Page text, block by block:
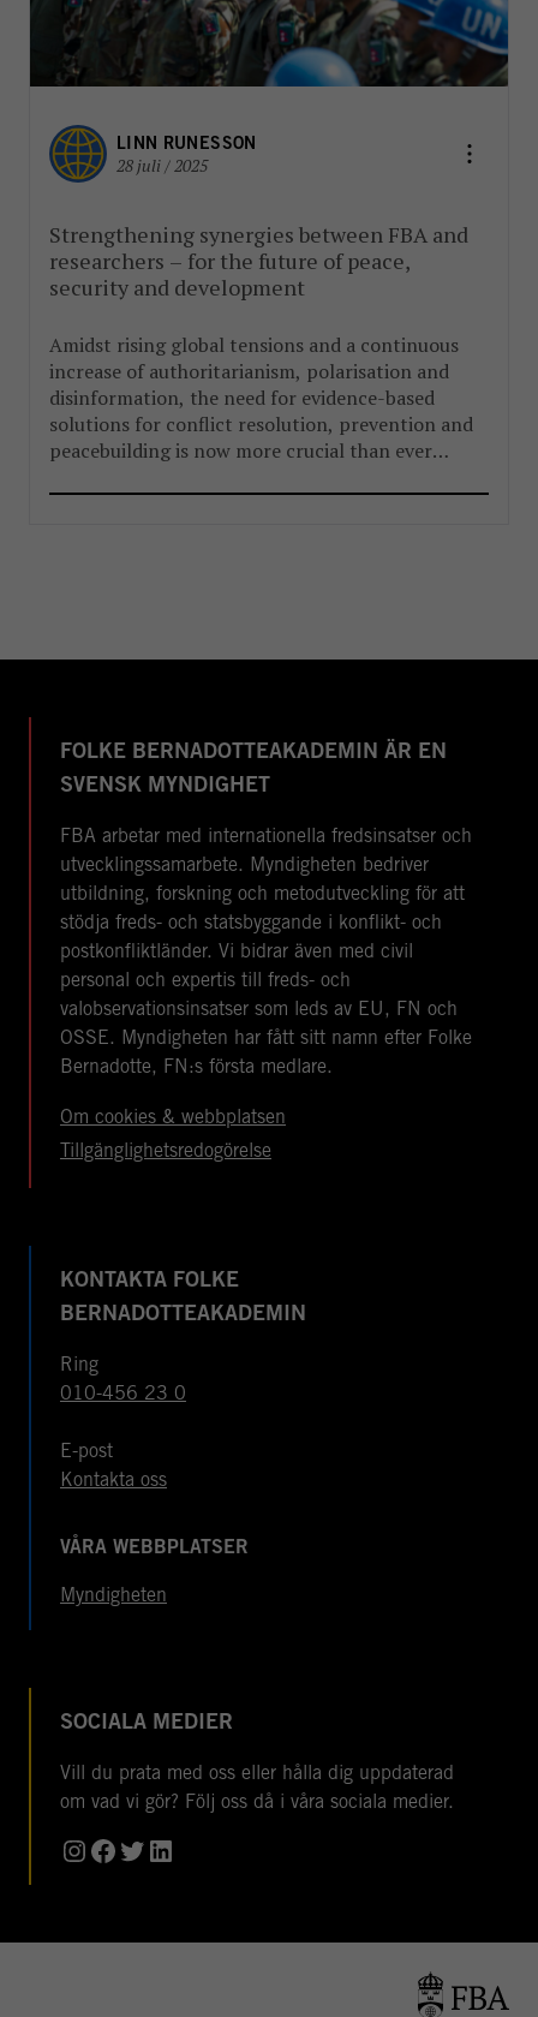
LINN RUNESSON
28 juli / 2025
Strengthening synergies between FBA and
researchers – for the future of peace,
security and development
Amidst rising global tensions and a continuous
increase of authoritarianism, polarisation and
disinformation, the need for evidence-based
solutions for conflict resolution, prevention and
peacebuilding is now more crucial than ever
FOLKE BERNADOTTEAKADEMIN ÄR EN
SVENSK MYNDIGHET
FBA arbetar med internationella fredsinsatser och
utvecklingssamarbete. Myndigheten bedriver
utbildning, forskning och metodutveckling för att
stödja freds- och statsbyggande i konflikt- och
postkonfliktländer. Vi bidrar även med civil
personal och expertis till freds- och
valobservationsinsatser som leds av EU, FN och
OSSE. Myndigheten har fått sitt namn efter Folke
Bernadotte, FN:s första medlare.
Om cookies & webbplatsen
Tillgänglighetsredogörelse
KONTAKTA FOLKE
BERNADOTTEAKADEMIN
Ring
010-456 23 0
E-post
Kontakta oss
VÅRA WEBBPLATSER
Myndigheten
SOCIALA MEDIER
Vill du prata med oss eller hålla dig uppdaterad
om vad vi gör? Följ oss då i våra sociala medier.
Instagram
Facebook
Twitter
LinkedIn